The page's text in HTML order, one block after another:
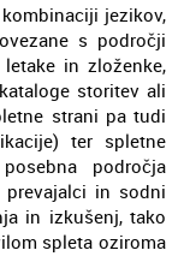
jezikov,
s področji
in zloženke,
storitev ali
strani pa tudi
ter spletne
področja
prevajalci in sodni
in izkušenj, tako
spleta oziroma